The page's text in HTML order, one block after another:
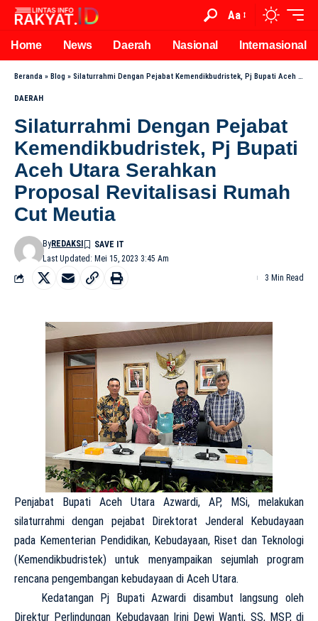
Aa
Home News Daerah Nasional Internasional
Beranda » Blog » Silaturrahmi Dengan Pejabat Kemendikbudristek, Pj Bupati Aceh Utara Serahkan Proposal Revitalisasi Rumah Cut Meutia
DAERAH
Silaturrahmi Dengan Pejabat
Kemendikbudristek, Pj Bupati
Aceh Utara Serahkan
Proposal Revitalisasi Rumah
Cut Meutia
Last Updated: Mei 15, 2023 3:45 Am
ByREDAKSI
3 Min Read
Penjabat Bupati Aceh Utara Azwardi, AP, MSi, melakukan
silaturrahmi dengan pejabat Direktorat Jenderal Kebudayaan
pada Kementerian Pendidikan, Kebudayaan, Riset dan Teknologi
(Kemendikbudristek) untuk menyampaikan sejumlah program
rencana pengembangan kebudayaan di Aceh Utara.
Kedatangan Pj Bupati Azwardi disambut langsung oleh
Direktur Perlindungan Kebudayaan Irini Dewi Wanti, SS, MSP, di